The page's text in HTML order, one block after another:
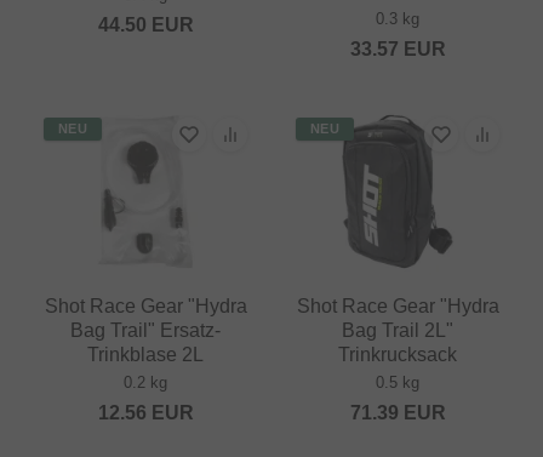
44.50 EUR 0.3 kg
33.57 EUR
NEU
Shot Race Gear "Hydra
Bag Trail" Ersatz-
Trinkblase 2L
0.2 kg
12.56 EUR
NEU
Shot Race Gear "Hydra
Bag Trail 2L"
Trinkrucksack
0.5 kg
71.39 EUR